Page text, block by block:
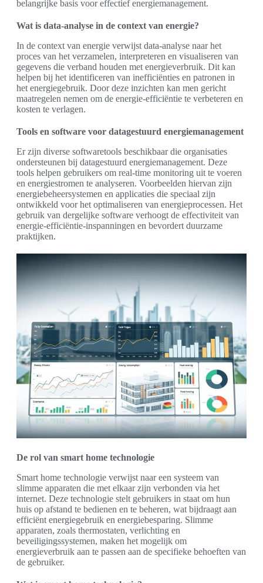
belangrijke basis voor effectief energiemanagement.
Wat is data-analyse in de context van energie?
In de context van energie verwijst data-analyse naar het
proces van het verzamelen, interpreteren en visualiseren van
gegevens die verband houden met energieverbruik. Dit kan
helpen bij het identificeren van inefficiënties en patronen in
het energiegebruik. Door deze inzichten kan men gericht
maatregelen nemen om de energie-efficiëntie te verbeteren en
kosten te verlagen.
Tools en software voor datagestuurd energiemanagement
Er zijn diverse softwaretools beschikbaar die organisaties
ondersteunen bij datagestuurd energiemanagement. Deze
tools helpen gebruikers om real-time monitoring uit te voeren
en energiestromen te analyseren. Voorbeelden hiervan zijn
energiebeheersystemen en applicaties die speciaal zijn
ontwikkeld voor het optimaliseren van energieprocessen. Het
gebruik van dergelijke software verhoogt de effectiviteit van
energie-efficiëntie-inspanningen en bevordert duurzame
praktijken.
De rol van smart home technologie
Smart home technologie verwijst naar een systeem van
slimme apparaten die met elkaar zijn verbonden via het
internet. Deze technologie stelt gebruikers in staat om hun
huis op afstand te bedienen en te beheren, wat bijdraagt aan
efficiënt energiegebruik en energiebesparing. Slimme
apparaten, zoals thermostaten, verlichting en
beveiligingssystemen, maken het mogelijk om
energieverbruik aan te passen aan de specifieke behoeften van
de gebruiker.